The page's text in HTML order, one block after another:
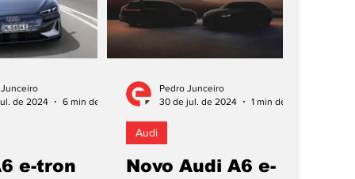
e-tron
de 2024
Novo Audi A6 e-
Audi
Pedro Junceiro
30 de jul. de 2024